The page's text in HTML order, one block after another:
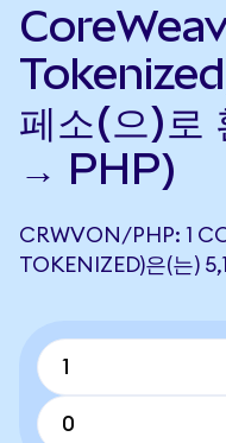
페소(으)로
→ PHP)
CRWVON/PHP: 1
TOKENIZED)은(는)